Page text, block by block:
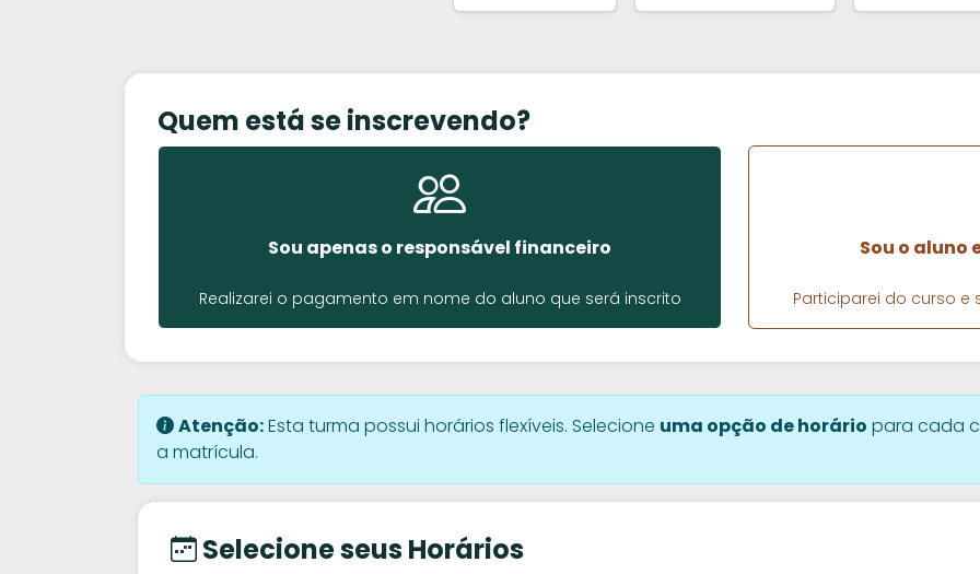
Quem está se inscrevendo?
Sou apenas o responsável financeiro
Realizarei o pagamento em nome do aluno que será inscrito
Sou o aluno
Participarei do curso
Atenção:Esta turma possui horários flexíveis. Selecione uma opção de horário para cada
a matrícula.
Selecione seus Horários